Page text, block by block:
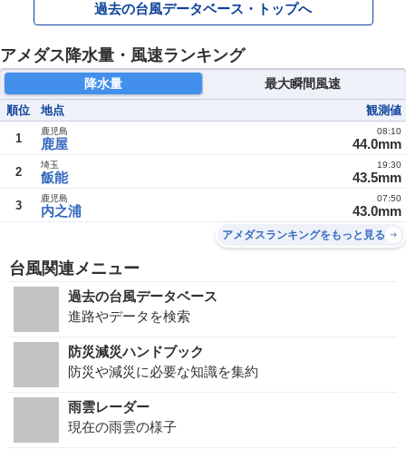
過去の台風データベース・トップへ
アメダス降水量・風速ランキング
降水量 最大瞬間風速
順位 地点 観測値
1 鹿屋
鹿児島
44.0mm
08:10
2 飯能
埼玉
43.5mm
19:30
3 内之浦
鹿児島
43.0mm
07:50
アメダスランキングをもっと見る
台風関連メニュー
過去の台風データベース
進路やデータを検索
防災減災ハンドブック
防災や減災に必要な知識を集約
雨雲レーダー
現在の雨雲の様子